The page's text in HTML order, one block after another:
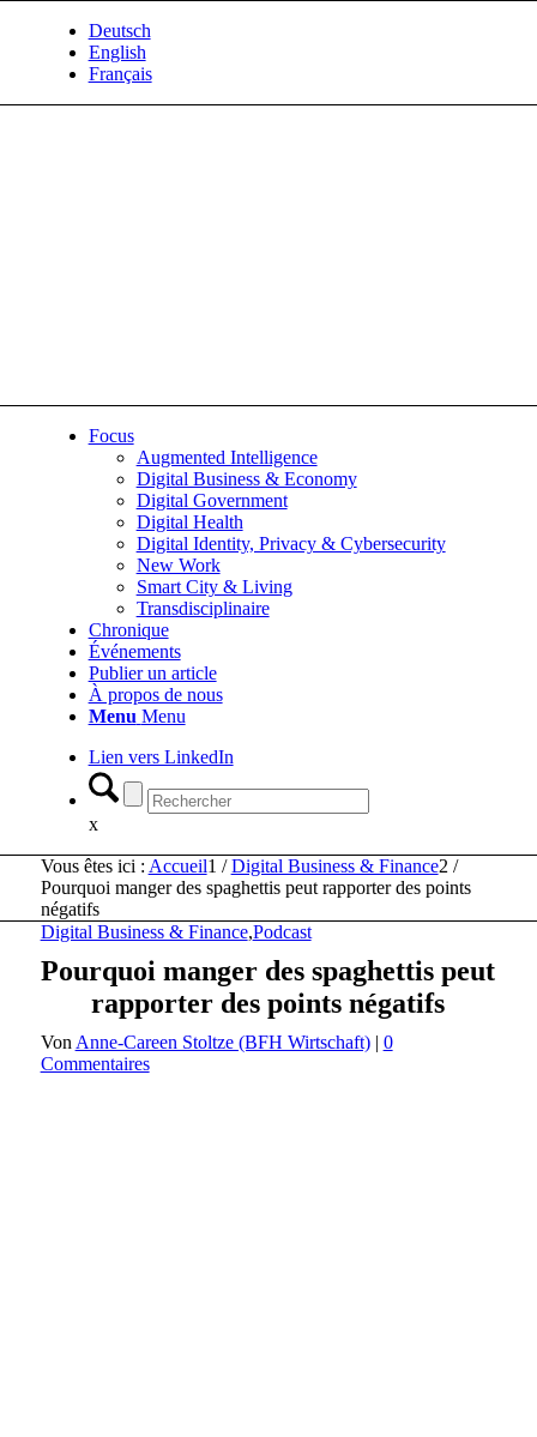
Deutsch
English
Français
Focus
Augmented Intelligence
Digital Business & Economy
Digital Government
Digital Health
Digital Identity, Privacy & Cybersecurity
New Work
Smart City & Living
Transdisciplinaire
Chronique
Événements
Publier un article
À propos de nous
Menu Menu
Lien vers LinkedIn
x
Vous êtes ici : Accueil1 / Digital Business & Finance2 /
Pourquoi manger des spaghettis peut rapporter des points
négatifs
Digital Business & Finance,Podcast
Pourquoi manger des spaghettis peut
rapporter des points négatifs
Von Anne-Careen Stoltze (BFH Wirtschaft) | 0
Commentaires